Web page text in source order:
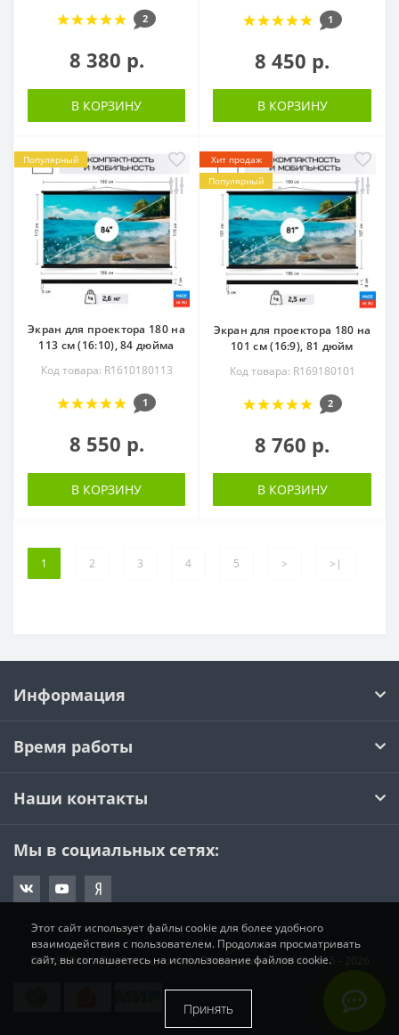
2
8 380 р.
В КОРЗИНУ
1
8 450 р.
В КОРЗИНУ
Популярный
Экран для проектора 180 на
113 см (16:10), 84 дюйма
Код товара: R1610180113
1
8 550 р.
В КОРЗИНУ
Хит продаж
Популярный
Экран для проектора 180 на
101 см (16:9), 81 дюйм
Код товара: R169180101
2
8 760 р.
В КОРЗИНУ
1 2 3 4 5 > >|
Информация
Время работы
Наши контакты
Мы в социальных сетях:
ПРО-ЭКРАН - Презентационное Оборудование №1 © 2015 - 2026
Этот сайт использует файлы cookie для более удобного
взаимодействия с пользователем. Продолжая просматривать
сайт, вы соглашаетесь на использование файлов cookie.
Принять